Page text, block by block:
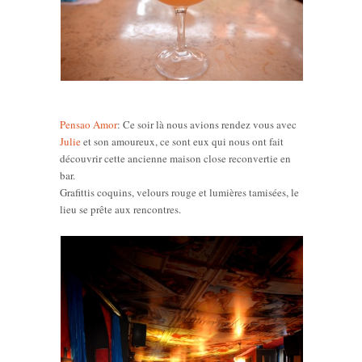
Pensao Amor: Ce soir là nous avions rendez vous avec
Julieet son amoureux, ce sont eux qui nous ont fait
découvrir cette ancienne maison close reconvertie en
bar.
Grafittis coquins, velours rouge et lumières tamisées, le
lieu se prête aux rencontres.